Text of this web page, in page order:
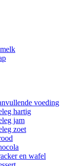
voeding
hartig
jam
zoet
en wafel